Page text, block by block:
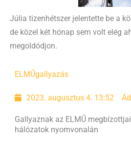
Júlia tizenhétszer jelentette be a
de közel két hónap sem volt elég
megoldódjon.
ELMŰgallyazás
2023. augusztus 4. 13:52
Gallyaznak az ELMŰ
hálózatok nyomvonalán